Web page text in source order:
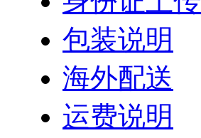
包装说明
海外配送
运费说明